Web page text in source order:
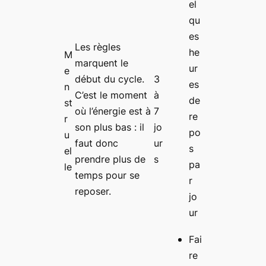
M
e
n
st
r
u
el
le
Les règles
marquent le
début du cycle.
C’est le moment
où l’énergie est à
son plus bas : il
faut donc
prendre plus de
temps pour se
reposer.
3
à
7
jo
ur
s
el
qu
es
he
ur
es
de
re
po
s
pa
r
jo
ur
Fai
re